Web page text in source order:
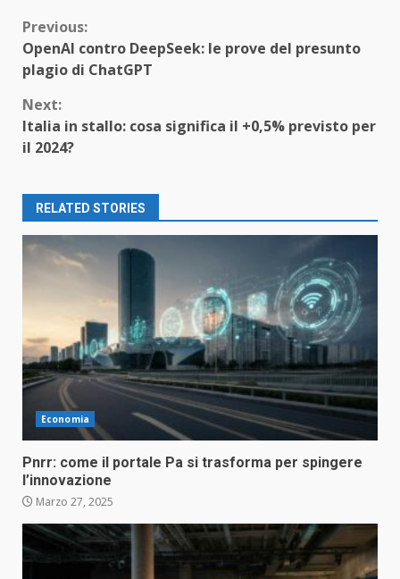
Continue
Reading
Previous:
OpenAI contro DeepSeek: le prove del presunto
plagio di ChatGPT
Next:
Italia in stallo: cosa significa il +0,5% previsto per
il 2024?
RELATED STORIES
Economia
Pnrr: come il portale Pa si trasforma per spingere
l’innovazione
Marzo 27, 2025